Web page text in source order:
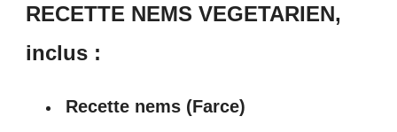
RECETTE NEMS VEGETARIEN,
inclus :
Recette nems (Farce)